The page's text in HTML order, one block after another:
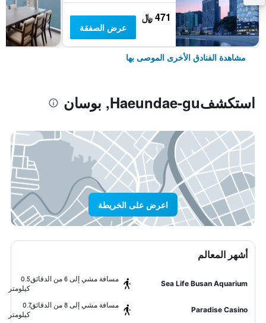
471 ﷼
عرض الصفقة
مشاهدة الفنادق الأخرى الموصى بها
استكشفHaeundae-gu, بوسان
اعرض على الخريطة
أشهر المعالم
Sea Life Busan Aquarium
مسافة مشي إلى 6 من الدقائق
0.5
كيلومتر
Paradise Casino
مسافة مشي إلى 8 من الدقائق
0.7
كيلومتر